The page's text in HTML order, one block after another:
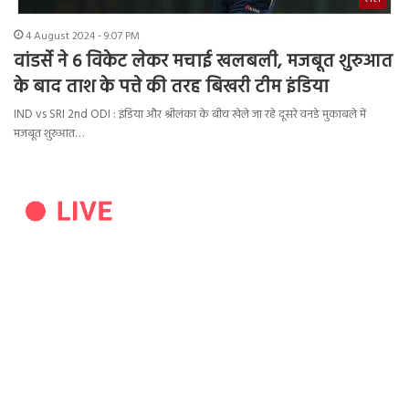
4 August 2024 - 9:07 PM
वांडर्से ने 6 विकेट लेकर मचाई खलबली, मजबूत शुरुआत
के बाद ताश के पत्ते की तरह बिखरी टीम इंडिया
IND vs SRI 2nd ODI : इंडिया और श्रीलंका के बीच खेले जा रहे दूसरे वनडे मुकाबले में
मजबूत शुरुआत…